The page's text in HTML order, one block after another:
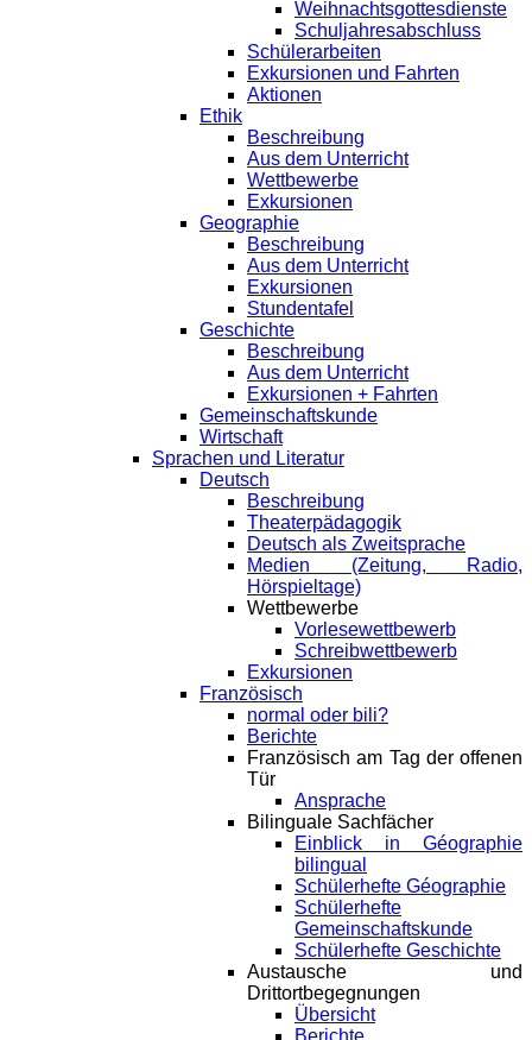
Weihnachtsgottesdienste
Schuljahresabschluss
Schülerarbeiten
Exkursionen und Fahrten
Aktionen
Ethik
Beschreibung
Aus dem Unterricht
Wettbewerbe
Exkursionen
Geographie
Beschreibung
Aus dem Unterricht
Exkursionen
Stundentafel
Geschichte
Beschreibung
Aus dem Unterricht
Exkursionen + Fahrten
Gemeinschaftskunde
Wirtschaft
Sprachen und Literatur
Deutsch
Beschreibung
Theaterpädagogik
Deutsch als Zweitsprache
Medien (Zeitung, Radio,
Hörspieltage)
Wettbewerbe
Vorlesewettbewerb
Schreibwettbewerb
Exkursionen
Französisch
normal oder bili?
Berichte
Französisch am Tag der offenen
Tür
Ansprache
Bilinguale Sachfächer
Einblick in Géographie
bilingual
Schülerhefte Géographie
Schülerhefte
Gemeinschaftskunde
Schülerhefte Geschichte
Austausche und
Drittortbegegnungen
Übersicht
Berichte